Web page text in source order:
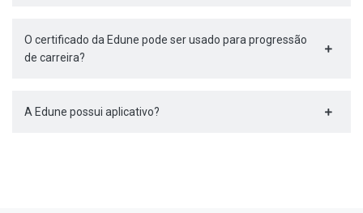
O certificado da Edune pode ser usado para progressão
de carreira?
A Edune possui aplicativo?